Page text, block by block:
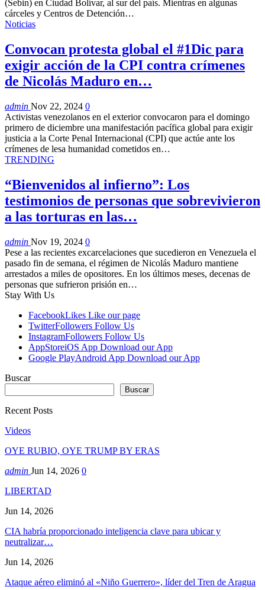
(Sebin) en Ciudad Bolívar, al sur del país. Mientras en algunas
cárceles y Centros de Detención…
Noticias
Convocan protesta global el #1Dic para
exigir acción de la CPI contra crímenes
de Nicolás Maduro en…
admin Nov 22, 2024 0
Activistas venezolanos en el exterior convocaron para el domingo
primero de diciembre una manifestación pacífica global para exigir
justicia a la Corte Penal Internacional (CPI) que actúe ante los
crímenes de lesa humanidad cometidos en…
TRENDING
“Bienvenidos al infierno”: Los
testimonios de personas que sobrevivieron
a las torturas en las…
admin Nov 19, 2024 0
Pese a las recientes excarcelaciones que sucedieron en Venezuela el
pasado fin de semana, el régimen de Nicolás Maduro mantiene
arrestados a miles de opositores. En los últimos meses, decenas de
personas que sufrieron prisión en…
Stay With Us
FacebookLikes Like our page
TwitterFollowers Follow Us
InstagramFollowers Follow Us
AppStoreiOS App Download our App
Google PlayAndroid App Download our App
Buscar
Buscar
Recent Posts
Videos
OYE RUBIO, OYE TRUMP BY ERAS
admin Jun 14, 2026 0
LIBERTAD
Jun 14, 2026
CIA habría proporcionado inteligencia clave para ubicar y
neutralizar…
Jun 14, 2026
Ataque aéreo eliminó al «Niño Guerrero», líder del Tren de Aragua